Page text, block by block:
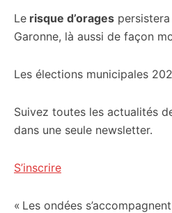
Le risque d’orages
Garonne, là aussi de façon
Les élections municipales
Suivez toutes les actualités
dans une seule newsletter.
S’inscrire
« Les ondées